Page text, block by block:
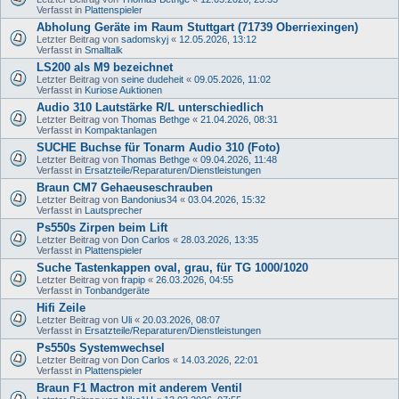
Verfasst in Plattenspieler
Abholung Geräte im Raum Stuttgart (71739 Oberriexingen)
Letzter Beitrag von sadomskyj « 12.05.2026, 13:12
Verfasst in Smalltalk
LS200 als M9 bezeichnet
Letzter Beitrag von seine dudeheit « 09.05.2026, 11:02
Verfasst in Kuriose Auktionen
Audio 310 Lautstärke R/L unterschiedlich
Letzter Beitrag von Thomas Bethge « 21.04.2026, 08:31
Verfasst in Kompaktanlagen
SUCHE Buchse für Tonarm Audio 310 (Foto)
Letzter Beitrag von Thomas Bethge « 09.04.2026, 11:48
Verfasst in Ersatzteile/Reparaturen/Dienstleistungen
Braun CM7 Gehaeuseschrauben
Letzter Beitrag von Bandonius34 « 03.04.2026, 15:32
Verfasst in Lautsprecher
Ps550s Zirpen beim Lift
Letzter Beitrag von Don Carlos « 28.03.2026, 13:35
Verfasst in Plattenspieler
Suche Tastenkappen oval, grau, für TG 1000/1020
Letzter Beitrag von frapip « 26.03.2026, 04:55
Verfasst in Tonbandgeräte
Hifi Zeile
Letzter Beitrag von Uli « 20.03.2026, 08:07
Verfasst in Ersatzteile/Reparaturen/Dienstleistungen
Ps550s Systemwechsel
Letzter Beitrag von Don Carlos « 14.03.2026, 22:01
Verfasst in Plattenspieler
Braun F1 Mactron mit anderem Ventil